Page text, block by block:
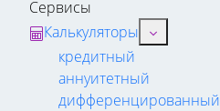
Сервисы
Калькуляторы
кредитный
аннуитетный
дифференцированный